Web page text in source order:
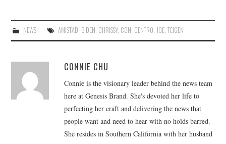
NEWS AMISTAD, BIDEN, CHRISSY, CON, DENTRO, JOE, TEIGEN
CONNIE CHU
Connie is the visionary leader behind the news team
here at Genesis Brand. She's devoted her life to
perfecting her craft and delivering the news that
people want and need to hear with no holds barred.
She resides in Southern California with her husband